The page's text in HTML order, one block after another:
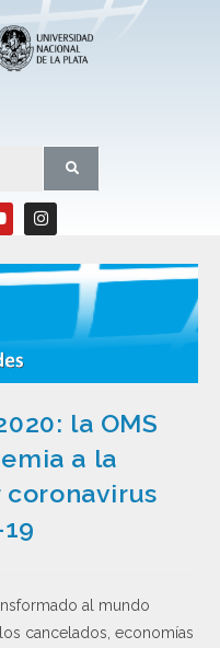
la OMS
a la
al mundo
cancelados, economías